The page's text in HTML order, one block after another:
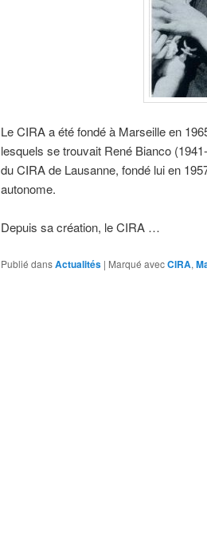
Le CIRA a été fondé à Marseille en
lesquels se trouvait René Bianco
du CIRA de Lausanne, fondé lui en
autonome.
Depuis sa création, le CIRA …
Publié dansActualités | Marqué avecCIRA,